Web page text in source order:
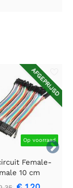

AFGEPRIJSD
Op voorraad
Female-
10 cm
40 stuks